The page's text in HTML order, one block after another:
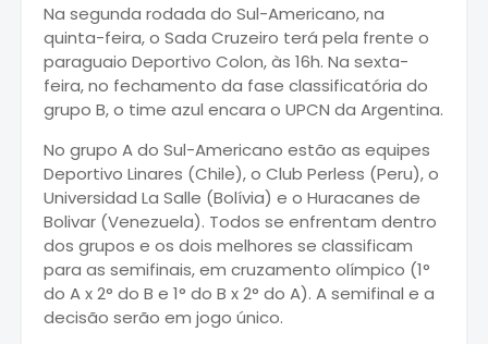
Na segunda rodada do Sul-Americano, na
quinta-feira, o Sada Cruzeiro terá pela frente o
paraguaio Deportivo Colon, às 16h. Na sexta-
feira, no fechamento da fase classificatória do
grupo B, o time azul encara o UPCN da Argentina.
No grupo A do Sul-Americano estão as equipes
Deportivo Linares (Chile), o Club Perless (Peru), o
Universidad La Salle (Bolívia) e o Huracanes de
Bolivar (Venezuela). Todos se enfrentam dentro
dos grupos e os dois melhores se classificam
para as semifinais, em cruzamento olímpico (1°
do A x 2° do B e 1° do B x 2° do A). A semifinal e a
decisão serão em jogo único.